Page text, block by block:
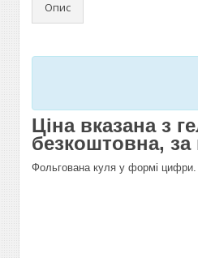
Опис
Ціна вказана з
безкоштовна, за
Фольгована куля у формі цифри.